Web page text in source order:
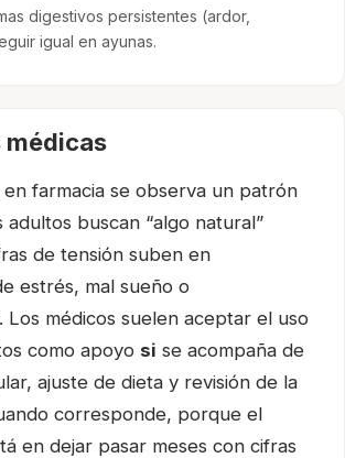
digestivos persistentes (ardor,
igual en ayunas.
médicas
en farmacia se observa un patrón
adultos buscan “algo natural”
de tensión suben en
estrés, mal sueño o
Los médicos suelen aceptar el uso
como apoyo si se acompaña de
ajuste de dieta y revisión de la
corresponde, porque el
en dejar pasar meses con cifras